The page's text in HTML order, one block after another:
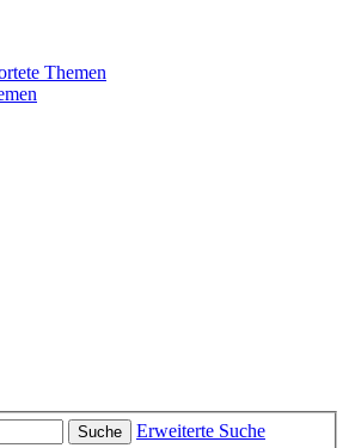
Themen
Suche Erweiterte Suche